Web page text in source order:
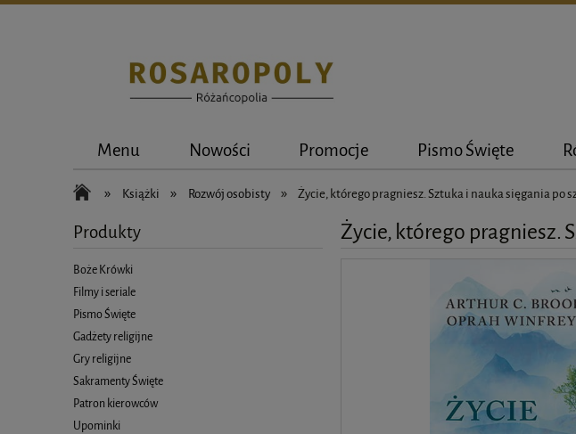
Menu Nowości Promocje Pismo Święte
» Książki » Rozwój osobisty » Życie, którego pragniesz. Sztuka i nauka sięgania po
Produkty
Boże Krówki
Filmy i seriale
Pismo Święte
Gadżety religijne
Gry religijne
Sakramenty Święte
Patron kierowców
Upominki
Życie, którego pragniesz.